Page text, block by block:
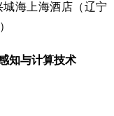
海上海酒店（辽宁
知与计算技术